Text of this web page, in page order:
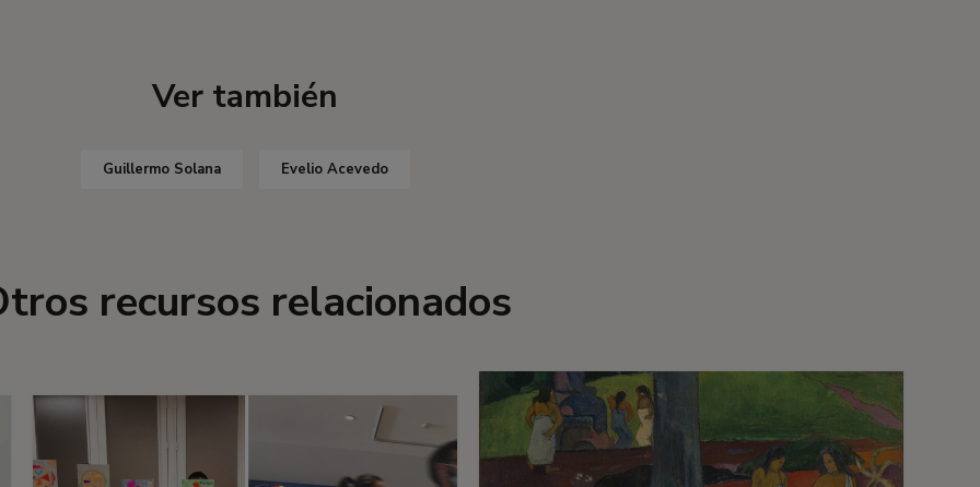
Ver también
Guillermo Solana Evelio Acevedo
recursos relacionados